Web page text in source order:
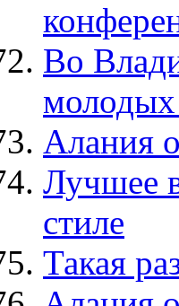
Во
Алания
Лучшее
стиле
Такая